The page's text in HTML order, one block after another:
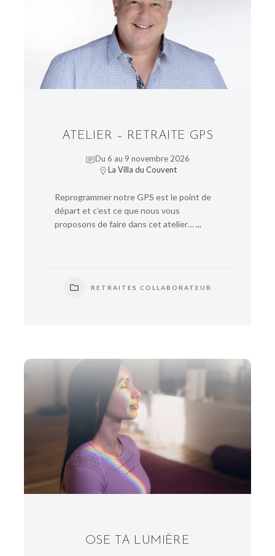
ATELIER – RETRAITE GPS
Du 6 au 9 novembre 2026
La Villa du Couvent
Reprogrammer notre GPS est le point de
départ et c’est ce que nous vous
proposons de faire dans cet atelier…...
RETRAITES COLLABORATEUR
OSE TA LUMIÈRE